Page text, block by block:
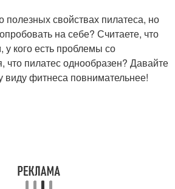
свойствах пилатеса, но
на себе? Считаете, что
у кого есть проблемы со
что пилатес однообразен? Давайте
виду фитнеса повнимательнее!